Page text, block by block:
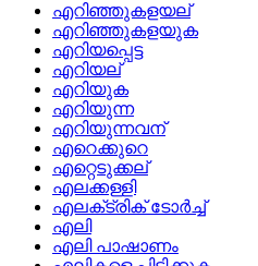
എറിഞ്ഞുകളയല്
എറിഞ്ഞുകളയുക
എറിയപ്പെട്ട
എറിയല്
എറിയുക
എറിയുന്ന
എറിയുന്നവന്
എറെക്കുറെ
എറ്റെടുക്കല്
എലക്കള്ളി
എലക്‌ട്രിക്‌ ടോര്‍ച്ച്
എലി
എലി പാഷാണം